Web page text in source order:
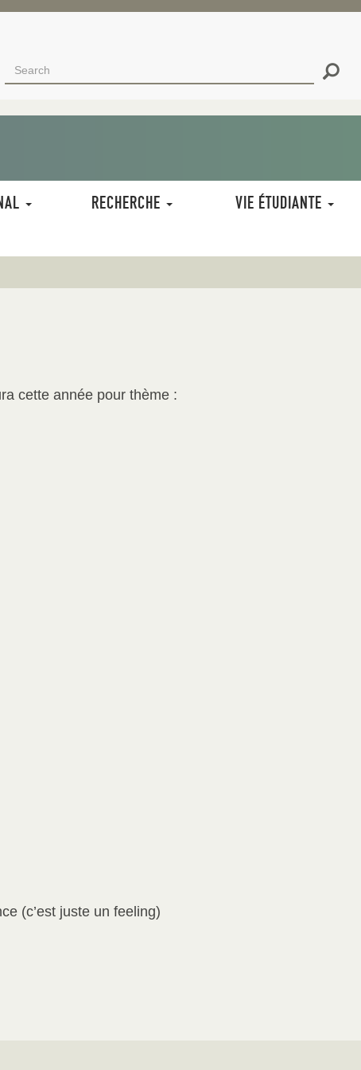
RECHERCHER
Search Search
RECHERCHE VIE ÉTUDIANTE
cette année pour thème :
(c’est juste un feeling)